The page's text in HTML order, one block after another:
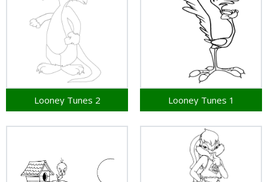
Looney Tunes 2 Looney Tunes 1